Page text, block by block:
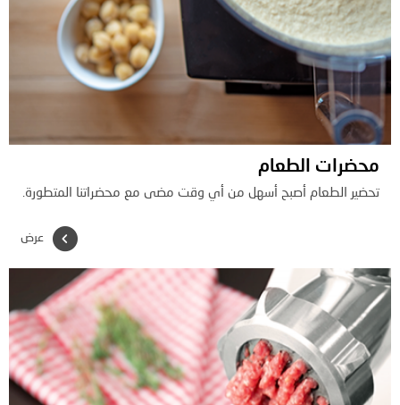
محضرات الطعام
تحضير الطعام أصبح أسهل من أي وقت مضى مع محضراتنا المتطورة.
عرض